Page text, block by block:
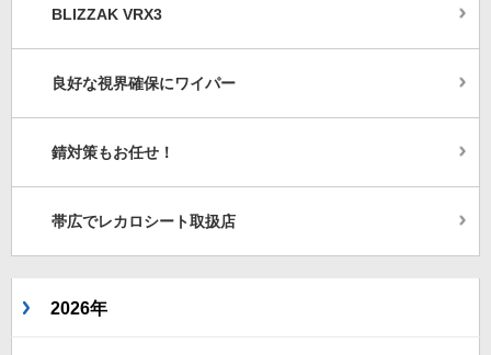
BLIZZAK VRX3
良好な視界確保にワイパー
錆対策もお任せ！
帯広でレカロシート取扱店
2026年